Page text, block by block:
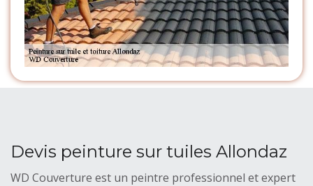
Devis peinture sur tuiles Allondaz
WD Couverture est un peintre professionnel et expert